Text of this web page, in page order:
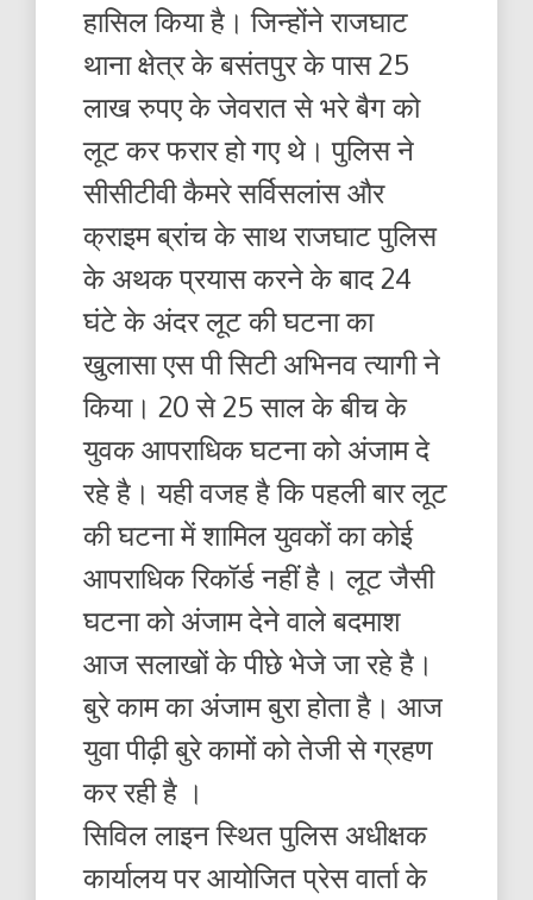
हासिल किया है। जिन्होंने राजघाट
थाना क्षेत्र के बसंतपुर के पास 25
लाख रुपए के जेवरात से भरे बैग को
लूट कर फरार हो गए थे। पुलिस ने
सीसीटीवी कैमरे सर्विसलांस और
क्राइम ब्रांच के साथ राजघाट पुलिस
के अथक प्रयास करने के बाद 24
घंटे के अंदर लूट की घटना का
खुलासा एस पी सिटी अभिनव त्यागी ने
किया। 20 से 25 साल के बीच के
युवक आपराधिक घटना को अंजाम दे
रहे है। यही वजह है कि पहली बार लूट
की घटना में शामिल युवकों का कोई
आपराधिक रिकॉर्ड नहीं है। लूट जैसी
घटना को अंजाम देने वाले बदमाश
आज सलाखों के पीछे भेजे जा रहे है।
बुरे काम का अंजाम बुरा होता है। आज
युवा पीढ़ी बुरे कामों को तेजी से ग्रहण
कर रही है ।
सिविल लाइन स्थित पुलिस अधीक्षक
कार्यालय पर आयोजित प्रेस वार्ता के